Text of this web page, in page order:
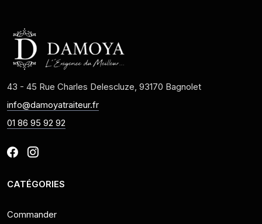
43 - 45 Rue Charles Delescluze, 93170 Bagnolet
info@damoyatraiteur.fr
01 86 95 92 92
CATÉGORIES
Commander